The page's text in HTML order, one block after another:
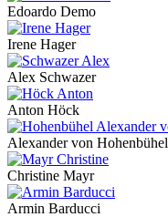
Edoardo Demo
Irene Hager
Alex Schwazer
Anton Höck
Alexander von Hohenbühel
Christine Mayr
Armin Barducci